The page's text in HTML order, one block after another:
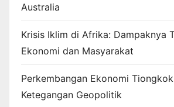
Australia
Krisis Iklim di Afrika: Dampaknya
Ekonomi dan Masyarakat
Perkembangan Ekonomi
Ketegangan Geopolitik